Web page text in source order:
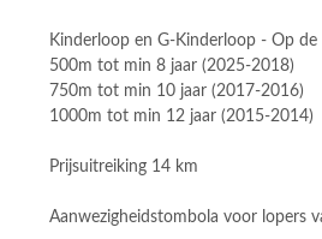
Kinderloop en G-Kinderloop - Op de
500m tot min 8 jaar (2025-2018)
750m tot min 10 jaar (2017-2016)
1000m tot min 12 jaar (2015-2014)
Prijsuitreiking 14 km
Aanwezigheidstombola voor lopers